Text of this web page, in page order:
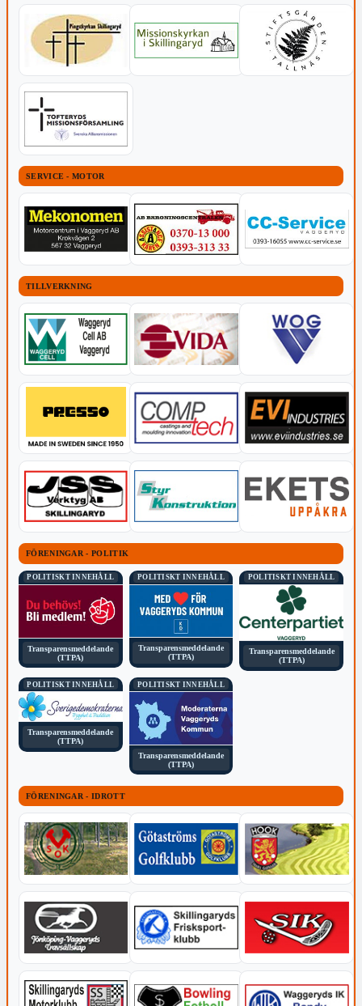
SERVICE - MOTOR
TILLVERKNING
FÖRENINGAR - POLITIK
POLITISKT INNEHÅLL
Transparensmeddelande
(TTPA)
POLITISKT INNEHÅLL
Transparensmeddelande
(TTPA)
POLITISKT INNEHÅLL
Transparensmeddelande
(TTPA)
POLITISKT INNEHÅLL
Transparensmeddelande
(TTPA)
POLITISKT INNEHÅLL
Transparensmeddelande
(TTPA)
FÖRENINGAR - IDROTT